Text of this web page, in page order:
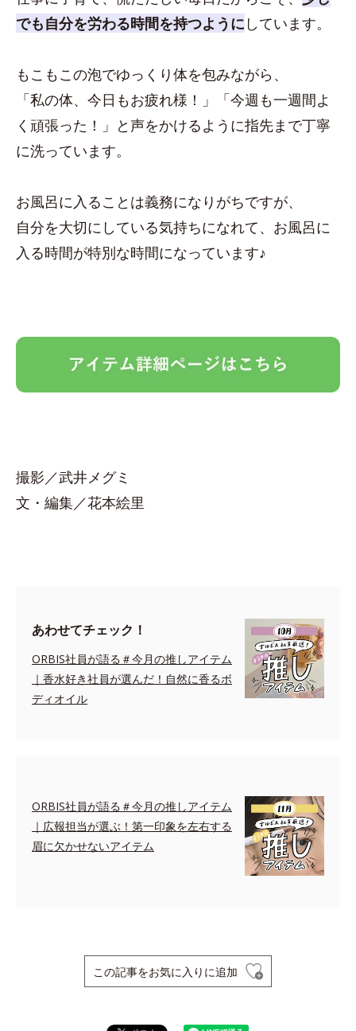
でも自分を労わる時間を持つように しています。
もこもこの泡でゆっくり体を包みながら、
「私の体、今日もお疲れ様！」「今週も一週間よ
く頑張った！」と声をかけるように指先まで丁寧
に洗っています。
お風呂に入ることは義務になりがちですが、
自分を大切にしている気持ちになれて、お風呂に
入る時間が特別な時間になっています♪
撮影／武井メグミ
文・編集／花本絵里
あわせてチェック！
ORBIS社員が語る＃今月の推しアイテム
｜香水好き社員が選んだ！自然に香るボ
ディオイル
ORBIS社員が語る＃今月の推しアイテム
｜広報担当が選ぶ！第一印象を左右する
眉に欠かせないアイテム
この記事をお気に入りに追加